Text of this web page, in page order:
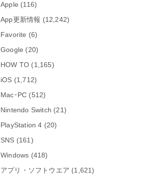
iOS向け最...
け最新版をリリー...
「Firefox 高速・プライベートなブ
ラウザー 153.2」iOS向け...
「Google アプリ 432.8」iOS向け
「X 12.14」iOS向け最新版をリリ
「LINE 26.3.1」Mac向け最新版を
Apple (116)
App更新情報 (12,242)
Favorite (6)
Google (20)
HOW TO (1,165)
iOS (1,712)
Mac･PC (512)
Nintendo Switch (21)
PlayStation 4 (20)
SNS (161)
Windows (418)
アプリ・ソフトウエア (1,621)